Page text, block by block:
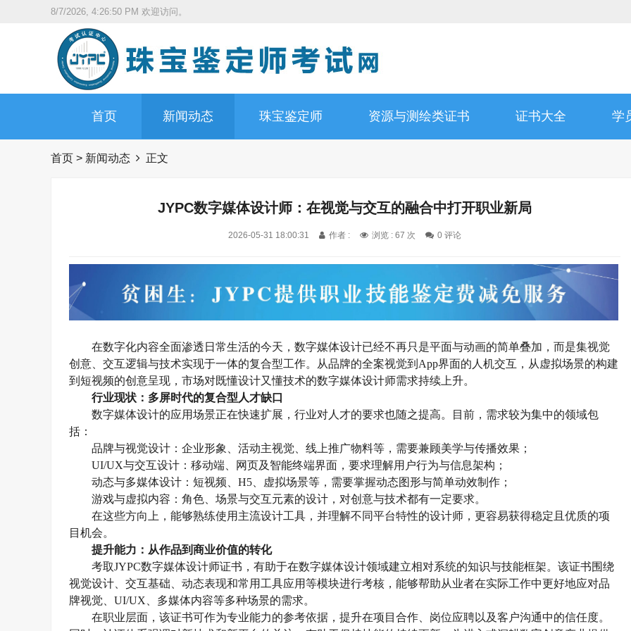
8/7/2026, 4:26:51 PM 欢迎访问。
首页 新闻动态 珠宝鉴定师 资源与测绘类证书 证书大全 学
首页 > 新闻动态 正文
JYPC数字媒体设计师：在视觉与交互的融合中打开职业新局
2026-05-31 18:00:31 作者 : 浏览 : 67 次 0 评论
在数字化内容全面渗透日常生活的今天，数字媒体设计已经不再只是平面与动画的简单叠加，而是集视觉
创意、交互逻辑与技术实现于一体的复合型工作。从品牌的全案视觉到 App界面的人机交互，从虚拟场景的构建
到短视频的创意呈现，市场对既懂设计又懂技术的数字媒体设计师需求持续上升。
行业现状：多屏时代的复合型人才缺口
数字媒体设计的应用场景正在快速扩展，行业对人才的要求也随之提高。目前，需求较为集中的领域包
括：
品牌与视觉设计：企业形象、活动主视觉、线上推广物料等，需要兼顾美学与传播效果；
UI/UX与交互设计：移动端、网页及智能终端界面，要求理解用户行为与信息架构；
动态与多媒体设计：短视频、 H5、虚拟场景等，需要掌握动态图形与简单动效制作；
游戏与虚拟内容：角色、场景与交互元素的设计，对创意与技术都有一定要求。
在这些方向上，能够熟练使用主流设计工具，并理解不同平台特性的设计师，更容易获得稳定且优质的项
目机会。
提升能力： 从作品到商业价值的转化
考取JYPC数字媒体设计师证书，有助于在数字媒体设计领域建立相对系统的知识与技能框架。该证书围绕
视觉设计、交互基础、动态表现和常用工具应用等模块进行考核，能够帮助从业者在实际工作中更好地应对品
牌视觉、UI/UX、多媒体内容等多种场景的需求。
在职业层面，该证书可作为专业能力的参考依据，提升在项目合作、岗位应聘以及客户沟通中的信任度。